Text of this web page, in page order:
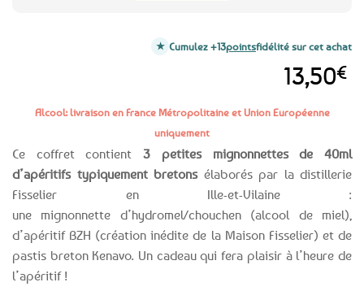
Alcool: livraison en France Métropolitaine et Union Européenne
uniquement
Ce coffret contient3 petites mignonnettes de 40ml
d’apéritifs typiquement bretonsélaborés par la distillerie
Fisselier en Ille-et-Vilaine :
une mignonnette d’hydromel/chouchen (alcool de miel),
d’apéritif BZH (création inédite de la Maison Fisselier) et de
pastis breton Kenavo. Un cadeau qui fera plaisir à l’heure de
l’apéritif !
13,50€
Cumulez +13pointsfidélité sur cet achat